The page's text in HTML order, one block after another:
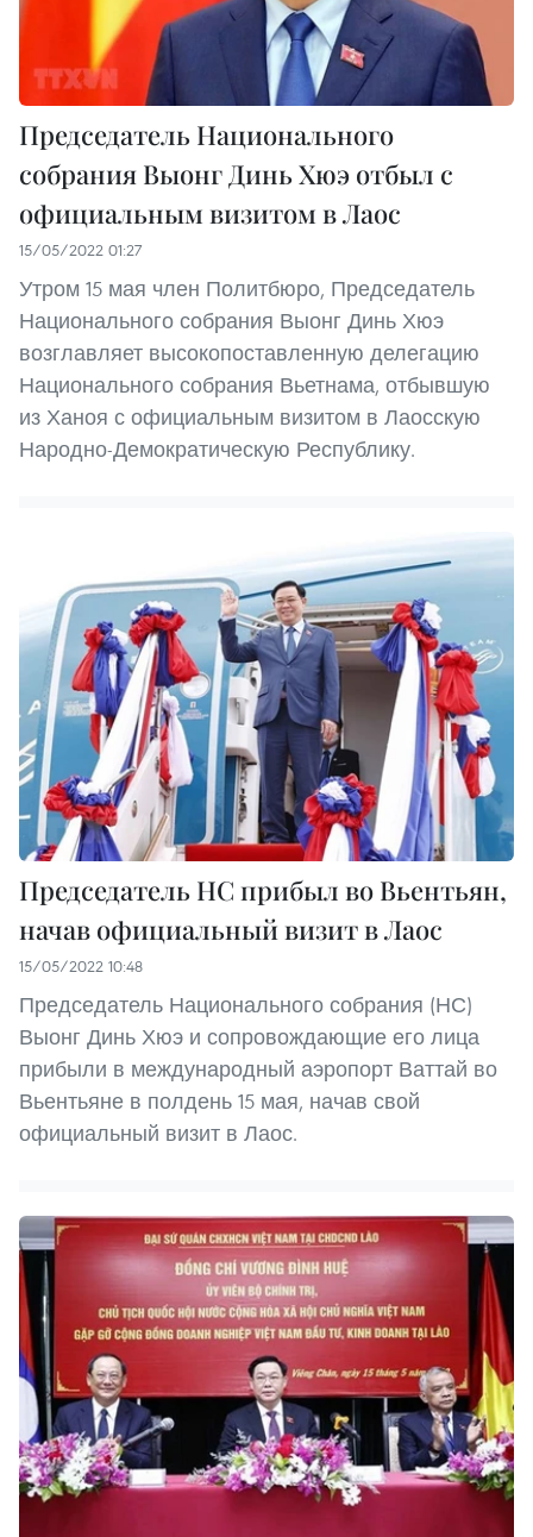
Председатель Национального
собрания Выонг Динь Хюэ отбыл с
официальным визитом в Лаос
15/05/2022 01:27
Утром 15 мая член Политбюро, Председатель
Национального собрания Выонг Динь Хюэ
возглавляет высокопоставленную делегацию
Национального собрания Вьетнама, отбывшую
из Ханоя с официальным визитом в Лаосскую
Народно-Демократическую Республику.
Председатель НС прибыл во Вьентьян,
начав официальный визит в Лаос
15/05/2022 10:48
Председатель Национального собрания (НС)
Выонг Динь Хюэ и сопровождающие его лица
прибыли в международный аэропорт Ваттай во
Вьентьяне в полдень 15 мая, начав свой
официальный визит в Лаос.